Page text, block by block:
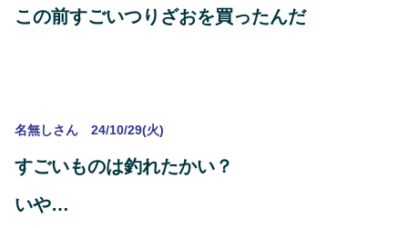
この前すごいつりざおを買ったんだ
名無しさん 24/10/29(火)
すごいものは釣れたかい？
いや…